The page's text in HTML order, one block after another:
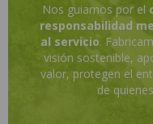
Nos guiamos por el
responsabilidad
al servicio.
visión sostenible,
valor, protegen el
de